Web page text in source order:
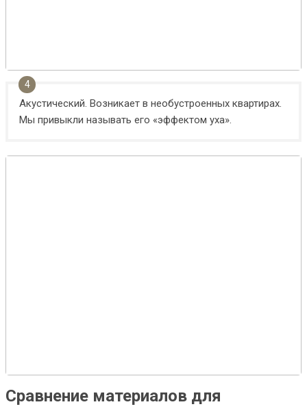
Акустический. Возникает в необустроенных квартирах.
Мы привыкли называть его «эффектом уха».
Сравнение материалов для